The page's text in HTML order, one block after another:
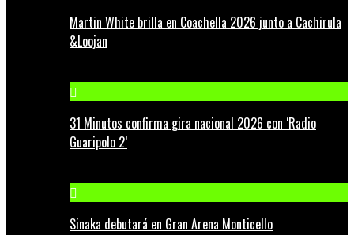
Martin White brilla en Coachella 2026 junto a Cachirula
&Loojan
31 Minutos confirma gira nacional 2026 con ‘Radio
Guaripolo 2’
Sinaka debutará en Gran Arena Monticello